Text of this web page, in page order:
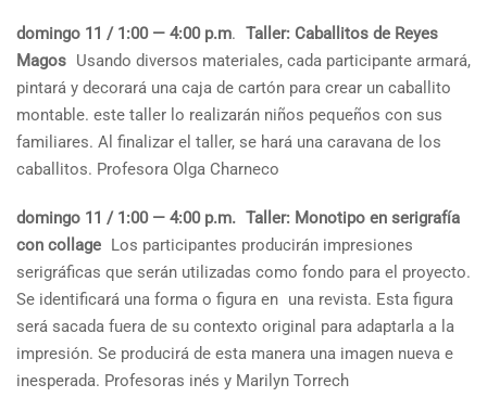
domingo 11 / 1:00 — 4:00 p.m. Taller: Caballitos de Reyes
Magos Usando diversos materiales, cada participante armará,
pintará y decorará una caja de cartón para crear un caballito
montable. este taller lo realizarán niños pequeños con sus
familiares. Al finalizar el taller, se hará una caravana de los
caballitos. Profesora Olga Charneco
domingo 11 / 1:00 — 4:00 p.m. Taller: Monotipo en serigrafía
con collage Los participantes producirán impresiones
serigráficas que serán utilizadas como fondo para el proyecto.
Se identificará una forma o figura en una revista. Esta figura
será sacada fuera de su contexto original para adaptarla a la
impresión. Se producirá de esta manera una imagen nueva e
inesperada. Profesoras inés y Marilyn Torrech